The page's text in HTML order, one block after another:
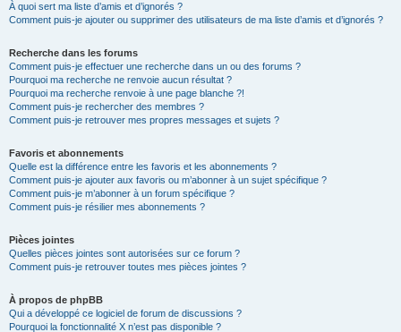
À quoi sert ma liste d’amis et d’ignorés ?
Comment puis-je ajouter ou supprimer des utilisateurs de ma liste d’amis et d’ignorés ?
Recherche dans les forums
Comment puis-je effectuer une recherche dans un ou des forums ?
Pourquoi ma recherche ne renvoie aucun résultat ?
Pourquoi ma recherche renvoie à une page blanche ?!
Comment puis-je rechercher des membres ?
Comment puis-je retrouver mes propres messages et sujets ?
Favoris et abonnements
Quelle est la différence entre les favoris et les abonnements ?
Comment puis-je ajouter aux favoris ou m’abonner à un sujet spécifique ?
Comment puis-je m’abonner à un forum spécifique ?
Comment puis-je résilier mes abonnements ?
Pièces jointes
Quelles pièces jointes sont autorisées sur ce forum ?
Comment puis-je retrouver toutes mes pièces jointes ?
À propos de phpBB
Qui a développé ce logiciel de forum de discussions ?
Pourquoi la fonctionnalité X n’est pas disponible ?